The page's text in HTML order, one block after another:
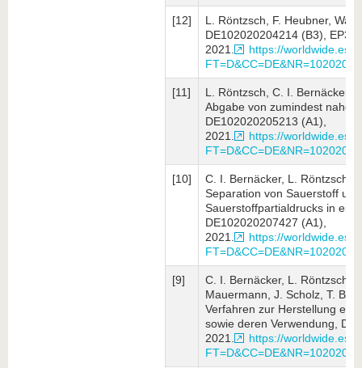
[12]
L. Röntzsch, F. Heubner,
DE102020204214 (B3),
2021.
https://
[11]
L. Röntzsch, C. I. Bernäcker,
Abgabe von zumindest
DE102020205213 (A1),
2021.
https://
[10]
C. I. Bernäcker, L. Röntzsch,
Separation von Sauerstoff
Sauerstoffpartialdrucks in
DE102020207427 (A1),
2021.
https://
[9]
C. I. Bernäcker, L. Röntzsch,
Mauermann, J. Scholz, T.
Verfahren zur Herstellung
sowie deren Verwendung,
2021.
https://